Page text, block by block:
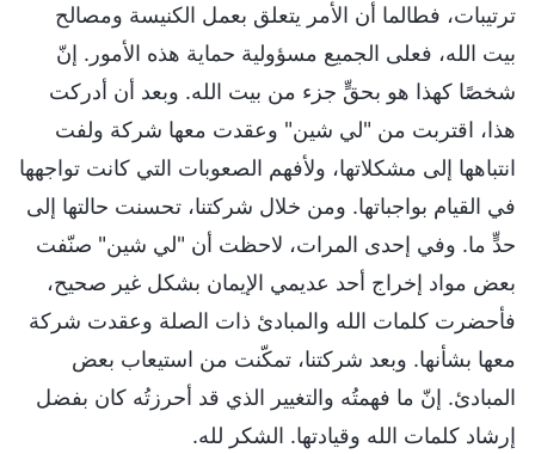
ترتيبات، فطالما أن الأمر يتعلق بعمل الكنيسة ومصالح
بيت الله، فعلى الجميع مسؤولية حماية هذه الأمور. إنّ
شخصًا كهذا هو بحقٍّ جزء من بيت الله. وبعد أن أدركت
هذا، اقتربت من "لي شين" وعقدت معها شركة ولفت
انتباهها إلى مشكلاتها، ولأفهم الصعوبات التي كانت تواجهها
في القيام بواجباتها. ومن خلال شركتنا، تحسنت حالتها إلى
حدٍّ ما. وفي إحدى المرات، لاحظت أن "لي شين" صنّفت
بعض مواد إخراج أحد عديمي الإيمان بشكل غير صحيح،
فأحضرت كلمات الله والمبادئ ذات الصلة وعقدت شركة
معها بشأنها. وبعد شركتنا، تمكّنت من استيعاب بعض
المبادئ. إنّ ما فهمتُه والتغيير الذي قد أحرزتُه كان بفضل
إرشاد كلمات الله وقيادتها. الشكر لله.